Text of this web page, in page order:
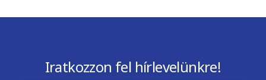
Iratkozzon fel hírlevelünkre!